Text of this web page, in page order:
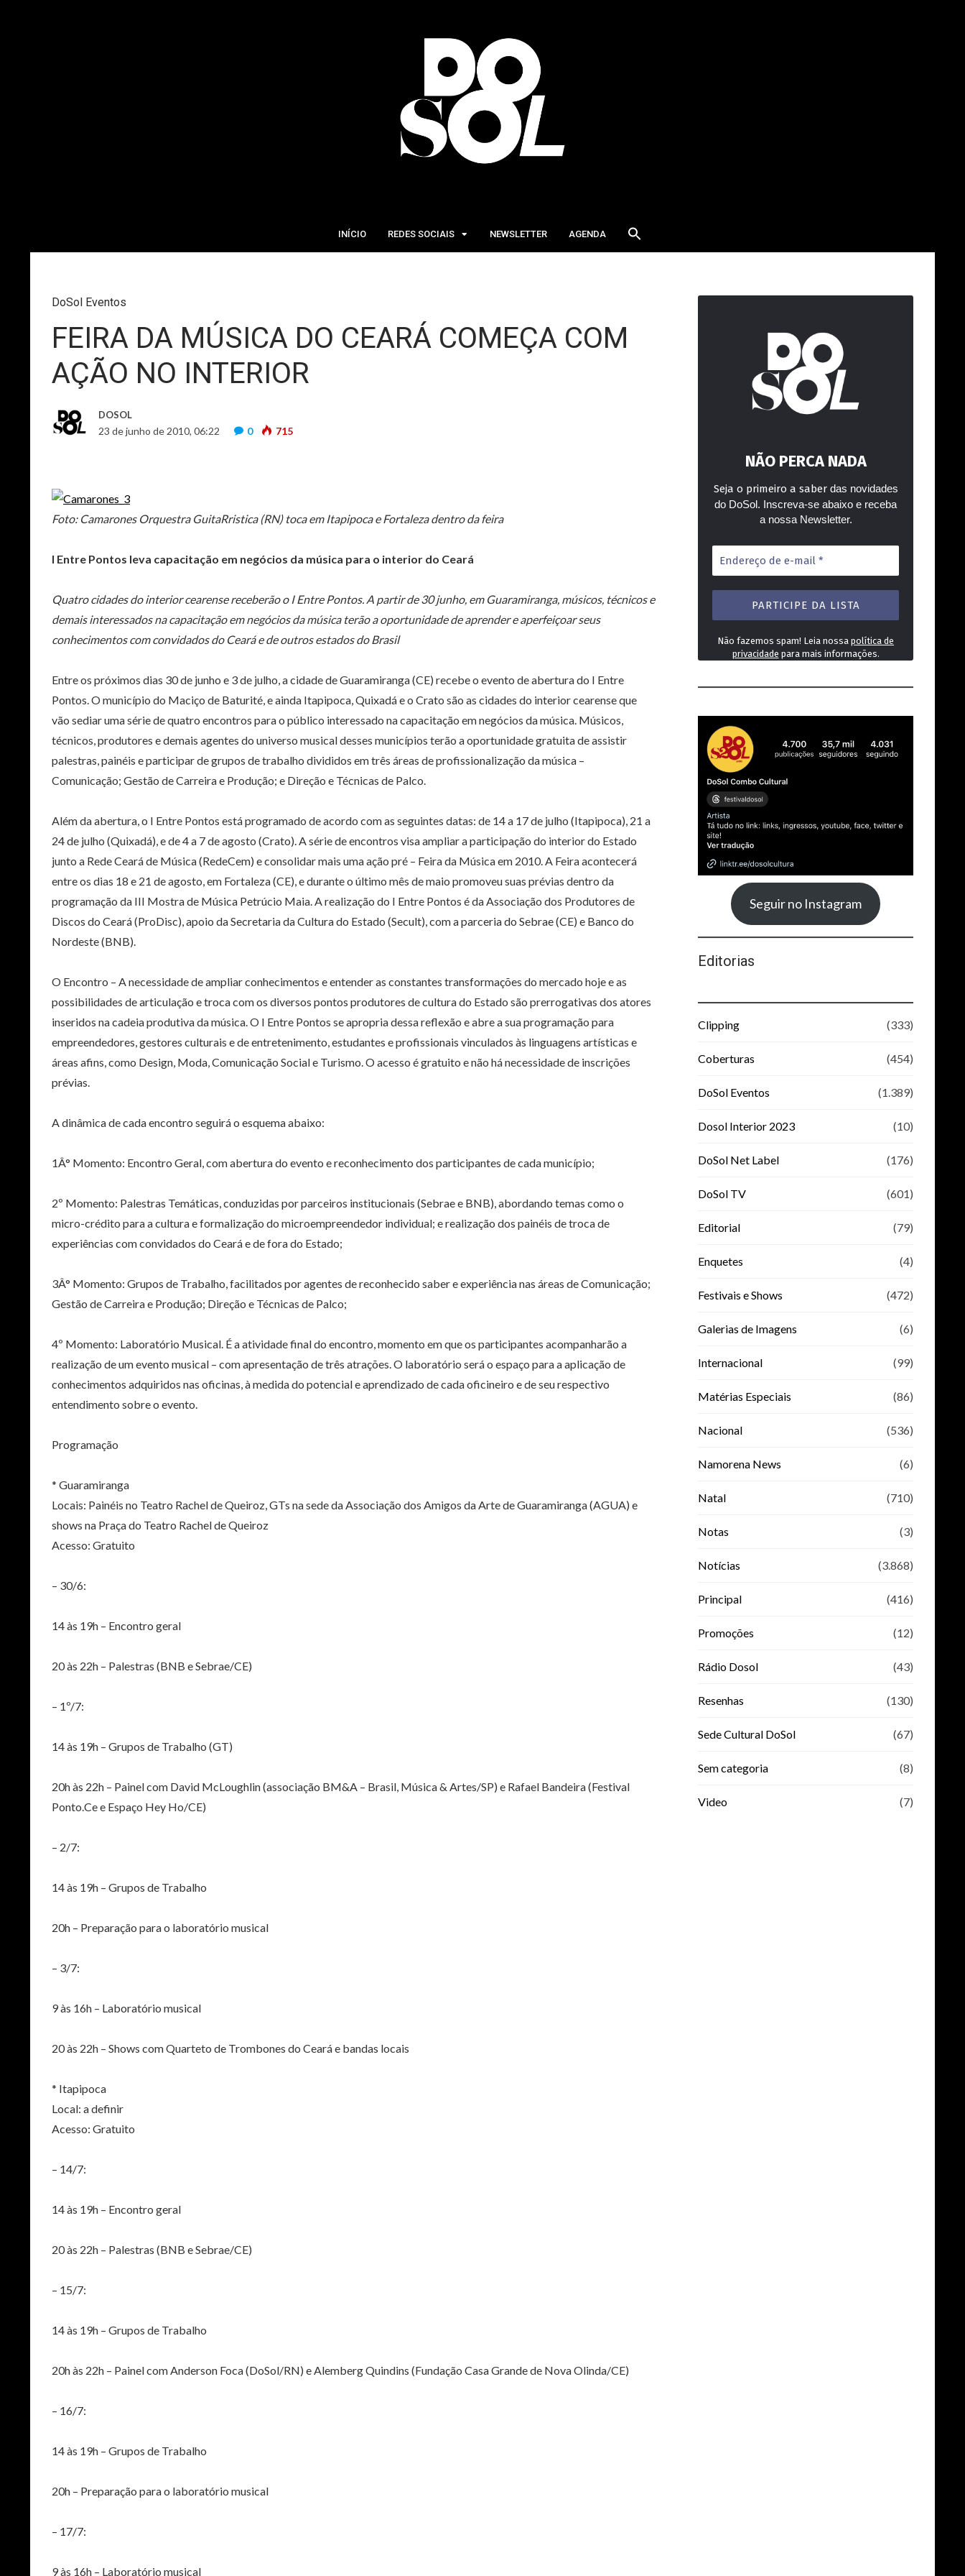
INÍCIO REDES SOCIAIS NEWSLETTER AGENDA
DoSol Eventos
FEIRA DA MÚSICA DO CEARÁ COMEÇA COM
AÇÃO NO INTERIOR
DOSOL
23 de junho de 2010, 06:22 0 715
Foto: Camarones Orquestra GuitaRristica (RN) toca em Itapipoca e Fortaleza dentro da feira
I Entre Pontos leva capacitação em negócios da música para o interior do Ceará
Quatro cidades do interior cearense receberão o I Entre Pontos. A partir de 30 junho, em Guaramiranga, músicos, técnicos e
demais interessados na capacitação em negócios da música terão a oportunidade de aprender e aperfeiçoar seus
conhecimentos com convidados do Ceará e de outros estados do Brasil
Entre os próximos dias 30 de junho e 3 de julho, a cidade de Guaramiranga (CE) recebe o evento de abertura do I Entre
Pontos. O município do Maciço de Baturité, e ainda Itapipoca, Quixadá e o Crato são as cidades do interior cearense que
vão sediar uma série de quatro encontros para o público interessado na capacitação em negócios da música. Músicos,
técnicos, produtores e demais agentes do universo musical desses municípios terão a oportunidade gratuita de assistir
palestras, painéis e participar de grupos de trabalho divididos em três áreas de profissionalização da música –
Comunicação; Gestão de Carreira e Produção; e Direção e Técnicas de Palco.
Além da abertura, o I Entre Pontos está programado de acordo com as seguintes datas: de 14 a 17 de julho (Itapipoca), 21 a
24 de julho (Quixadá), e de 4 a 7 de agosto (Crato). A série de encontros visa ampliar a participação do interior do Estado
junto a Rede Ceará de Música (RedeCem) e consolidar mais uma ação pré – Feira da Música em 2010. A Feira acontecerá
entre os dias 18 e 21 de agosto, em Fortaleza (CE), e durante o último mês de maio promoveu suas prévias dentro da
programação da III Mostra de Música Petrúcio Maia. A realização do I Entre Pontos é da Associação dos Produtores de
Discos do Ceará (ProDisc), apoio da Secretaria da Cultura do Estado (Secult), com a parceria do Sebrae (CE) e Banco do
Nordeste (BNB).
O Encontro – A necessidade de ampliar conhecimentos e entender as constantes transformações do mercado hoje e as
possibilidades de articulação e troca com os diversos pontos produtores de cultura do Estado são prerrogativas dos atores
inseridos na cadeia produtiva da música. O I Entre Pontos se apropria dessa reflexão e abre a sua programação para
empreendedores, gestores culturais e de entretenimento, estudantes e profissionais vinculados às linguagens artísticas e
áreas afins, como Design, Moda, Comunicação Social e Turismo. O acesso é gratuito e não há necessidade de inscrições
prévias.
A dinâmica de cada encontro seguirá o esquema abaixo:
1Â° Momento: Encontro Geral, com abertura do evento e reconhecimento dos participantes de cada município;
2º Momento: Palestras Temáticas, conduzidas por parceiros institucionais (Sebrae e BNB), abordando temas como o
micro-crédito para a cultura e formalização do microempreendedor individual; e realização dos painéis de troca de
experiências com convidados do Ceará e de fora do Estado;
3Â° Momento: Grupos de Trabalho, facilitados por agentes de reconhecido saber e experiência nas áreas de Comunicação;
Gestão de Carreira e Produção; Direção e Técnicas de Palco;
4º Momento: Laboratório Musical. É a atividade final do encontro, momento em que os participantes acompanharão a
realização de um evento musical – com apresentação de três atrações. O laboratório será o espaço para a aplicação de
conhecimentos adquiridos nas oficinas, à medida do potencial e aprendizado de cada oficineiro e de seu respectivo
entendimento sobre o evento.
Programação
* Guaramiranga
Locais: Painéis no Teatro Rachel de Queiroz, GTs na sede da Associação dos Amigos da Arte de Guaramiranga (AGUA) e
shows na Praça do Teatro Rachel de Queiroz
Acesso: Gratuito
– 30/6:
14 às 19h – Encontro geral
20 às 22h – Palestras (BNB e Sebrae/CE)
– 1º/7:
14 às 19h – Grupos de Trabalho (GT)
20h às 22h – Painel com David McLoughlin (associação BM&A – Brasil, Música & Artes/SP) e Rafael Bandeira (Festival
Ponto.Ce e Espaço Hey Ho/CE)
– 2/7:
14 às 19h – Grupos de Trabalho
20h – Preparação para o laboratório musical
– 3/7:
9 às 16h – Laboratório musical
20 às 22h – Shows com Quarteto de Trombones do Ceará e bandas locais
* Itapipoca
Local: a definir
Acesso: Gratuito
– 14/7:
14 às 19h – Encontro geral
20 às 22h – Palestras (BNB e Sebrae/CE)
– 15/7:
14 às 19h – Grupos de Trabalho
20h às 22h – Painel com Anderson Foca (DoSol/RN) e Alemberg Quindins (Fundação Casa Grande de Nova Olinda/CE)
– 16/7:
14 às 19h – Grupos de Trabalho
20h – Preparação para o laboratório musical
– 17/7:
9 às 16h – Laboratório musical
NÃO PERCA NADA
Seja o primeiro a saberdas novidades
do DoSol. Inscreva-se abaixo e receba
a nossa Newsletter.
Endereço
de
e-
mail
Não fazemos spam! Leia nossa política de
privacidade para mais informações.
Seguir no Instagram
Editorias
Clipping (333)
Coberturas (454)
DoSol Eventos (1.389)
Dosol Interior 2023 (10)
DoSol Net Label (176)
DoSol TV (601)
Editorial (79)
Enquetes (4)
Festivais e Shows (472)
Galerias de Imagens (6)
Internacional (99)
Matérias Especiais (86)
Nacional (536)
Namorena News (6)
Natal (710)
Notas (3)
Notícias (3.868)
Principal (416)
Promoções (12)
Rádio Dosol (43)
Resenhas (130)
Sede Cultural DoSol (67)
Sem categoria (8)
Video (7)